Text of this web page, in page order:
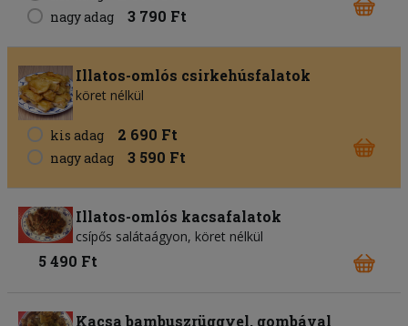
nagy adag 3 790 Ft
Illatos-omlós csirkehúsfalatok
köret nélkül
kis adag 2 690 Ft
nagy adag 3 590 Ft
Illatos-omlós kacsafalatok
csípős salátaágyon, köret nélkül
5 490 Ft
Kacsa bambuszrüggyel, gombával